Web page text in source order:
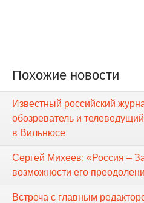
Похожие новости
Известный российский
обозреватель и
в Вильнюсе
Сергей Михеев: «Россия –
возможности его
Встреча с главным